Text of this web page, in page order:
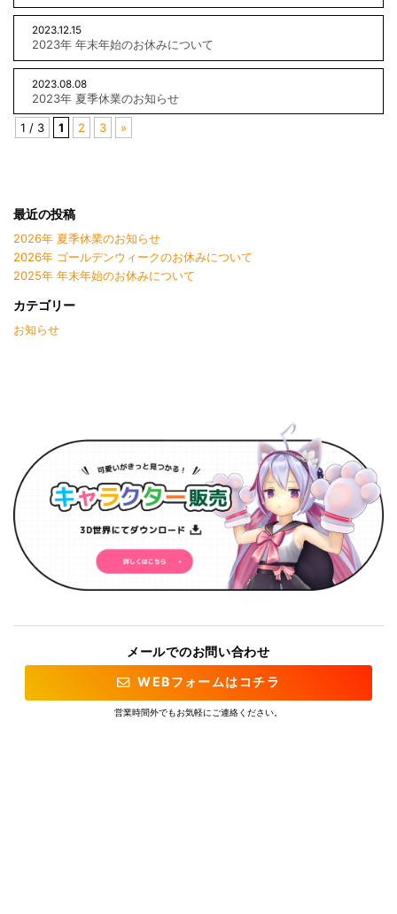
2023.12.15
2023年 年末年始のお休みについて
2023.08.08
2023年 夏季休業のお知らせ
1 / 3 1 2 3 »
最近の投稿
2026年 夏季休業のお知らせ
2026年 ゴールデンウィークのお休みについて
2025年 年末年始のお休みについて
カテゴリー
お知らせ
メールでのお問い合わせ
WEBフォームはコチラ
営業時間外でもお気軽にご連絡ください。